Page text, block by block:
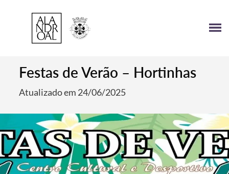
Festas de Verão – Hortinhas
Atualizado em 24/06/2025